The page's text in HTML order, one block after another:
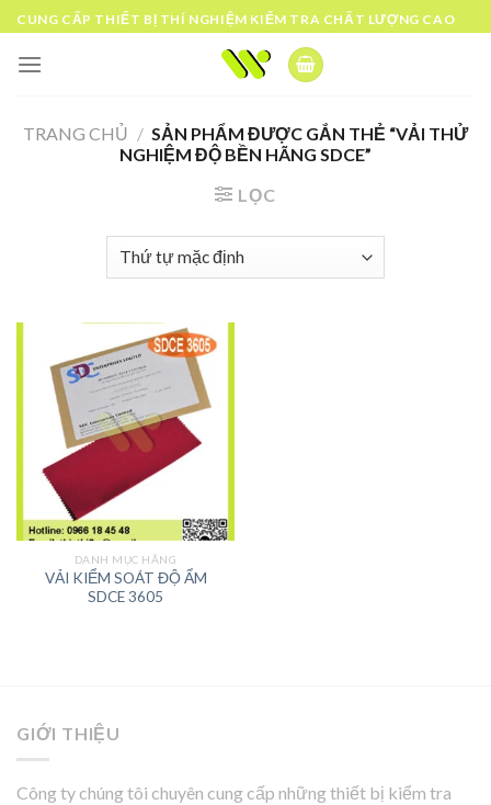
Skip
to
content
CUNG CẤP THIẾT BỊ THÍ NGHIỆM KIỂM TRA CHẤT LƯỢNG CAO
TRANG CHỦ / SẢN PHẨM ĐƯỢC GẮN THẺ “VẢI THỬ
NGHIỆM ĐỘ BỀN HÃNG SDCE”
LỌC
DANH MỤC HÃNG
VẢI KIỂM SOÁT ĐỘ ẨM
SDCE 3605
GIỚI THIỆU
Công ty chúng tôi chuyên cung cấp những thiết bị kiểm tra